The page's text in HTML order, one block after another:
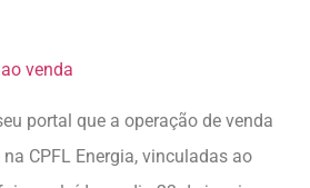
portal que a operação de venda
CPFL Energia, vinculadas ao